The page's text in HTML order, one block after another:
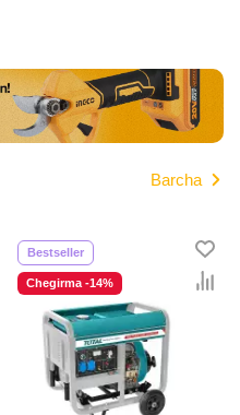
Barcha
Bestseller
Chegirma -14%